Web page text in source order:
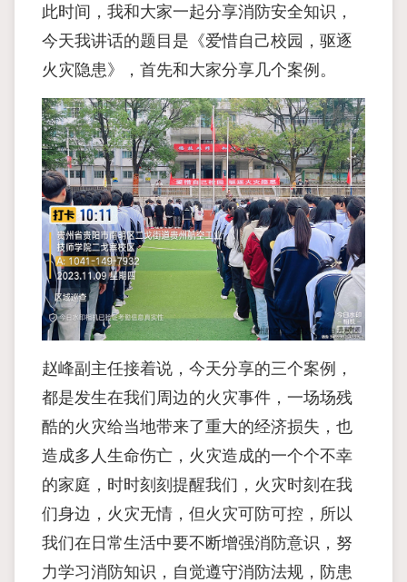
此时间，我和大家一起分享消防安全知识，
今天我讲话的题目是《爱惜自己校园，驱逐
火灾隐患》，首先和大家分享几个案例。
赵峰副主任接着说，今天分享的三个案例，
都是发生在我们周边的火灾事件，一场场残
酷的火灾给当地带来了重大的经济损失，也
造成多人生命伤亡，火灾造成的一个个不幸
的家庭，时时刻刻提醒我们，火灾时刻在我
们身边，火灾无情，但火灾可防可控，所以
我们在日常生活中要不断增强消防意识，努
力学习消防知识，自觉遵守消防法规，防患